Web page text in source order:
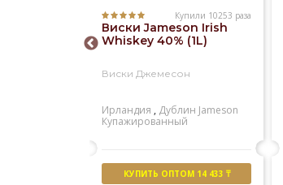
Купили 10253 раза
Виски Jameson Irish
Whiskey 40% (1L)
Виски Джемесон
Ирландия , Дублин Jameson
Купажированный
КУПИТЬ ОПТОМ 14 433 ₸